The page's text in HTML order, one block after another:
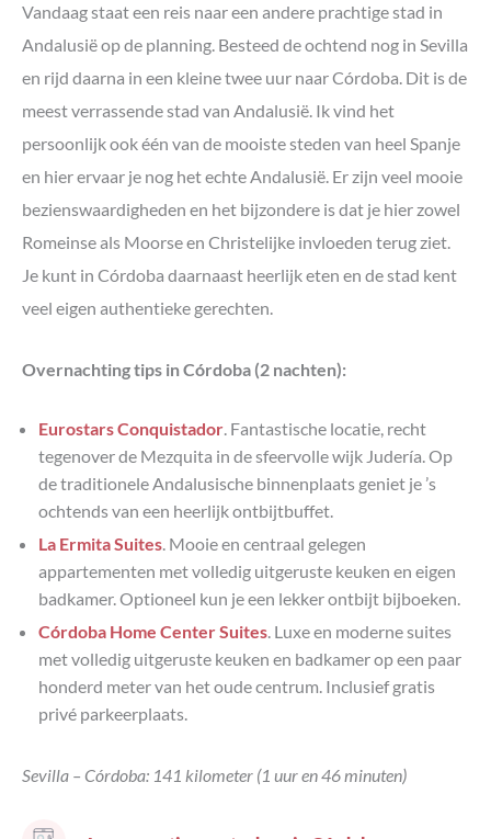
Vandaag staat een reis naar een andere prachtige stad in
Andalusië op de planning. Besteed de ochtend nog in Sevilla
en rijd daarna in een kleine twee uur naar Córdoba. Dit is de
meest verrassende stad van Andalusië. Ik vind het
persoonlijk ook één van de mooiste steden van heel Spanje
en hier ervaar je nog het echte Andalusië. Er zijn veel mooie
bezienswaardigheden en het bijzondere is dat je hier zowel
Romeinse als Moorse en Christelijke invloeden terug ziet.
Je kunt in Córdoba daarnaast heerlijk eten en de stad kent
veel eigen authentieke gerechten.
Overnachting tips in Córdoba (2 nachten):
Eurostars Conquistador . Fantastische locatie, recht
tegenover de Mezquita in de sfeervolle wijk Judería. Op
de traditionele Andalusische binnenplaats geniet je ’s
ochtends van een heerlijk ontbijtbuffet.
La Ermita Suites . Mooie en centraal gelegen
appartementen met volledig uitgeruste keuken en eigen
badkamer. Optioneel kun je een lekker ontbijt bijboeken.
Córdoba Home Center Suites . Luxe en moderne suites
met volledig uitgeruste keuken en badkamer op een paar
honderd meter van het oude centrum. Inclusief gratis
privé parkeerplaats.
Sevilla – Córdoba: 141 kilometer (1 uur en 46 minuten)